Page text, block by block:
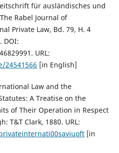
für ausländisches und
Rabel Journal of
Private Law, Bd. 79, H. 4
DOI:
URL:
24541566 [in English]
Law and the
A Treatise on the
of Their Operation in Respect
T&T Clark, 1880. URL:
[in